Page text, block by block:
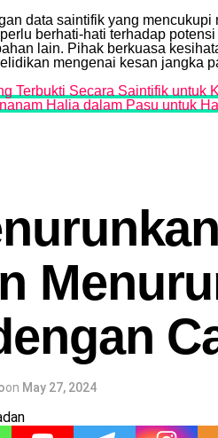
data saintifik yang
berhati-hati terhadap
lain. Pihak berkuasa
mengenai kesan jangka
Terbukti Secara Saintifik untuk
Halia dalam Pasu untuk
on May 27, 2024